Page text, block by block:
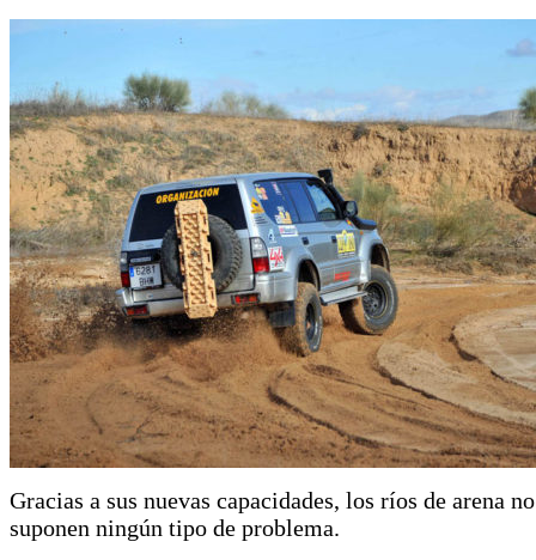
Gracias a sus nuevas capacidades, los ríos de arena no
suponen ningún tipo de problema.